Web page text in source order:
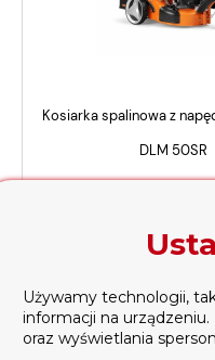
GLEBOGRYZARKA
+ KOSIARKA
4 899,00 zł
4 299,00 zł
Kosiarka spalinowa z
DLM 50SR
powiadom o
Używamy technologii,
informacji na
oraz wyświetlania